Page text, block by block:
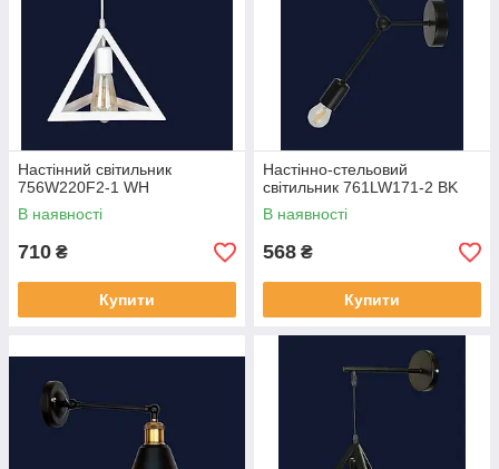
Настінний світильник
756W220F2-1 WH
В наявності
710 ₴
Купити
Настінно-стельовий
світильник 761LW171-2 BK
В наявності
568 ₴
Купити